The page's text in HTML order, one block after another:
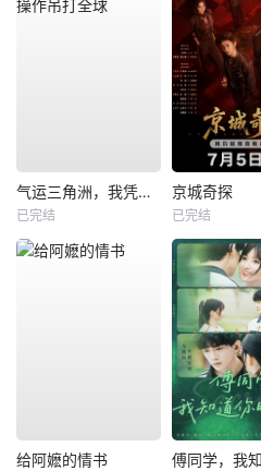
气运三角洲，我凭操作吊打全球
已完结
京城奇探
已完结
给阿嬷的情书